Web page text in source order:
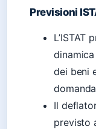
Previsioni
dei beni
Il
previsto